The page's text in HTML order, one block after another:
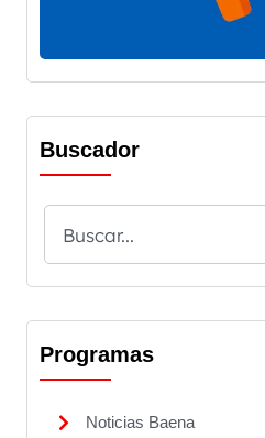
Buscador
Programas
Noticias Baena